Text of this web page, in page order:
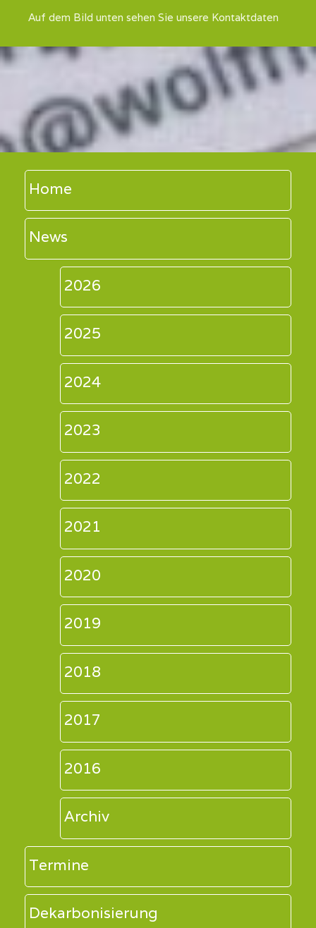
Auf dem Bild unten sehen Sie unsere Kontaktdaten
Home
News
2026
2025
2024
2023
2022
2021
2020
2019
2018
2017
2016
Archiv
Termine
Dekarbonisierung